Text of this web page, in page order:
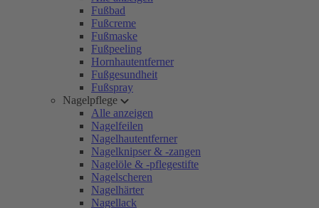
Fußbad
Fußcreme
Fußmaske
Fußpeeling
Hornhautentferner
Fußgesundheit
Fußspray
Nagelpflege
Alle anzeigen
Nagelfeilen
Nagelhautentferner
Nagelknipser & -zangen
Nagelöle & -pflegestifte
Nagelscheren
Nagelhärter
Nagellack